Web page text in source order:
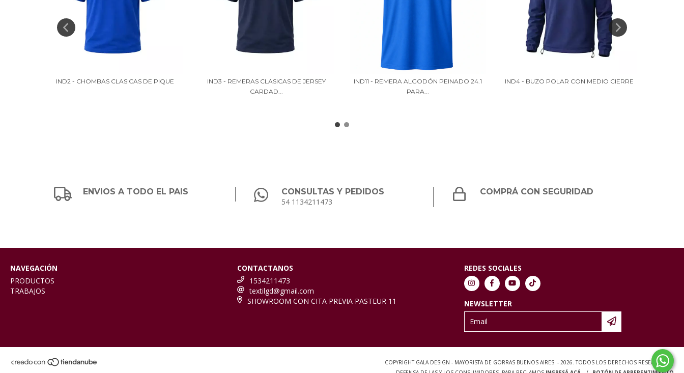
IND2 - CHOMBAS CLASICAS DE PIQUE
IND3 - REMERAS CLASICAS DE JERSEY
CARDAD...
IND11 - REMERA ALGODÓN PEINADO 24.1
PARA...
IND4 - BUZO POLAR CON MEDIO CIERRE
ENVIOS A TODO EL PAIS
CONSULTAS Y PEDIDOS
54 1134211473
COMPRÁ CON SEGURIDAD
NAVEGACIÓN
PRODUCTOS
TRABAJOS
CONTACTANOS
1534211473
textilgd@gmail.com
SHOWROOM CON CITA PREVIA PASTEUR 11
REDES SOCIALES
NEWSLETTER
COPYRIGHT GALA DESIGN - MAYORISTA DE GORRAS BUENOS AIRES. - 2026. TODOS LOS DERECHOS RESERVADOS.